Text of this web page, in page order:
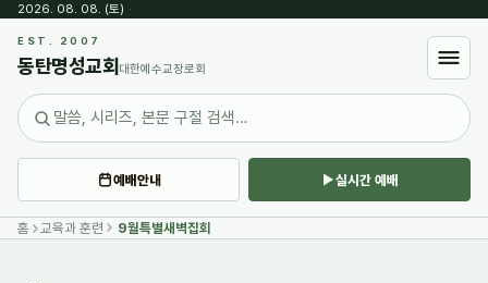
2026. 08. 08. (토) ·
EST. 2007
동탄명성교회 대한예수교장로회
예배안내 실시간 예배
홈 교육과 훈련 9월특별새벽집회
Sketchbook5, 스케치북5
Sketchbook5, 스케치북5